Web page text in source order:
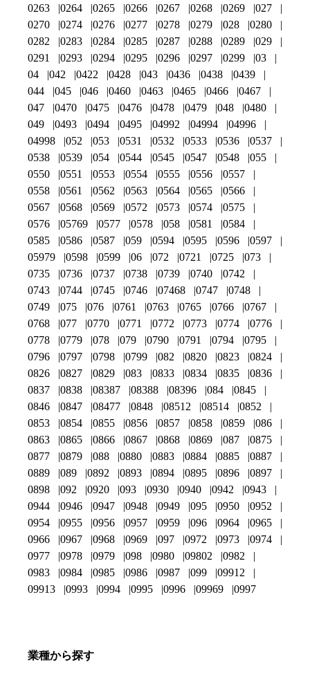
0263 0264 0265 0266 0267 0268 0269
027
0270
0274 0276 0277 0278 0279 028
0280
0282
0283 0284 0285 0287 0288 0289
029
0291
0293 0294 0295 0296 0297 0299
03
04
042 0422 0428 043 0436 0438
0439
044
045 046 0460 0463 0465 0466
0467
047
0470 0475 0476 0478 0479 048
0480
049
0493 0494 0495 04992 04994
04996
04998
052 053 0531 0532 0533 0536
0537
0538
0539 054 0544 0545 0547 0548
055
0550
0551 0553 0554 0555 0556
0557
0558
0561 0562 0563 0564 0565
0566
0567
0568 0569 0572 0573 0574
0575
0576
05769 0577 0578 058 0581
0584
0585
0586 0587 059 0594 0595 0596
0597
05979
0598 0599 06 072 0721 0725
073
0735
0736 0737 0738 0739 0740
0742
0743
0744 0745 0746 07468 0747
0748
0749
075 076 0761 0763 0765 0766
0767
0768
077 0770 0771 0772 0773 0774
0776
0778
0779 078 079 0790 0791 0794
0795
0796
0797 0798 0799 082 0820 0823
0824
0826
0827 0829 083 0833 0834 0835
0836
0837
0838 08387 08388 08396 084
0845
0846
0847 08477 0848 08512 08514
0852
0853
0854 0855 0856 0857 0858 0859
086
0863
0865 0866 0867 0868 0869 087
0875
0877
0879 088 0880 0883 0884 0885
0887
0889
089 0892 0893 0894 0895 0896
0897
0898
092 0920 093 0930 0940 0942
0943
0944
0946 0947 0948 0949 095 0950
0952
0954
0955 0956 0957 0959 096 0964
0965
0966
0967 0968 0969 097 0972 0973
0974
0977
0978 0979 098 0980 09802
0982
0983
0984 0985 0986 0987 099
09912
09913
0993 0994 0995 0996 09969 0997
業種から探す